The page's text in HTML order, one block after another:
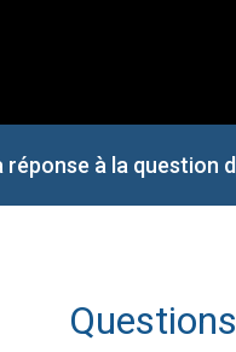
à la question